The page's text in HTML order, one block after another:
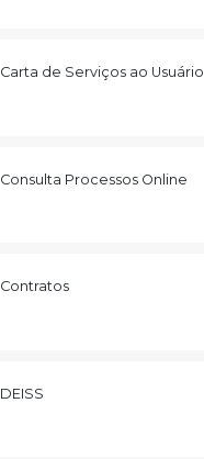
Carta de Serviços ao Usuário
Consulta Processos Online
Contratos
DEISS